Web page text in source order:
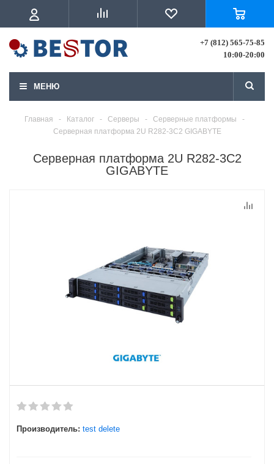
+7 (812) 565-75-85
10:00-20:00
МЕНЮ
Главная - Каталог - Серверы - Серверные платформы
-
Серверная платформа 2U R282-3C2 GIGABYTE
Серверная платформа 2U R282-3C2
GIGABYTE
Производитель: test delete